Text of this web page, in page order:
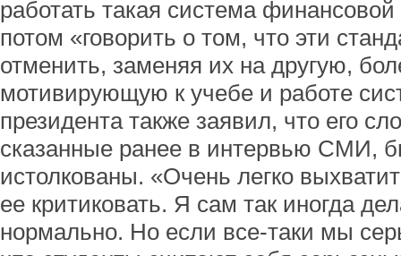
работать такая система
потом «говорить о том, что эти
отменить, заменяя их на другую,
мотивирующую к учебе и работе
президента также заявил, что его
сказанные ранее в интервью СМИ,
истолкованы. «Очень легко
ее критиковать. Я сам так иногда
нормально. Но если все-таки мы